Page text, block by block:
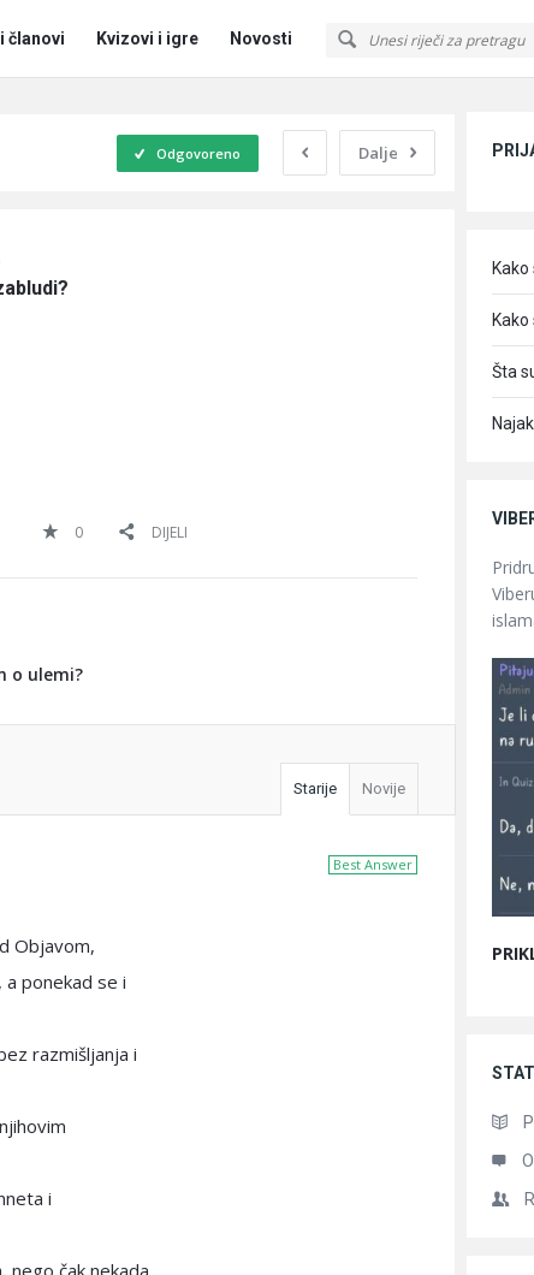
članovi Kvizovi i igre Novosti
Dalje
Odgovoreno
0 DIJELI
o ulemi?
Starije Novije
Best Answer
Objavom,
ponekad se i
razmišljanja i
i
nego čak nekada
Šta